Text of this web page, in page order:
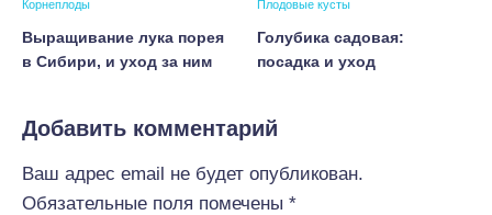
Корнеплоды
Выращивание лука порея
в Сибири, и уход за ним
Плодовые кусты
Голубика садовая:
посадка и уход
Добавить комментарий
Ваш адрес email не будет опубликован.
Обязательные поля помечены *